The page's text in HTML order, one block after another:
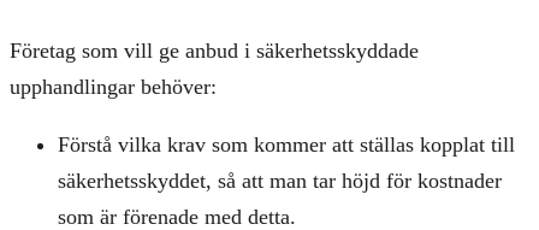
Företag som vill ge anbud i säkerhetsskyddade
upphandlingar behöver:
Förstå vilka krav som kommer att ställas kopplat till
säkerhetsskyddet, så att man tar höjd för kostnader
som är förenade med detta.